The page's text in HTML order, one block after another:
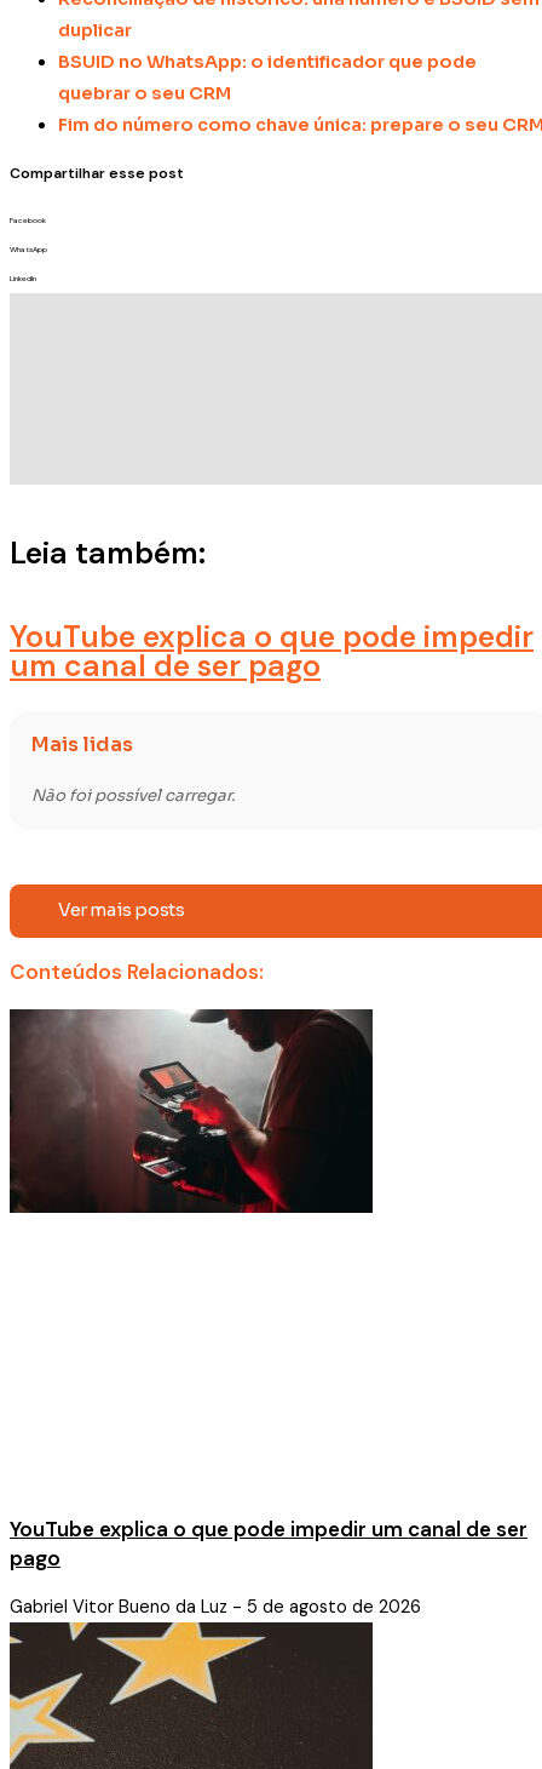
duplicar
BSUID no WhatsApp: o identificador que pode
quebrar o seu CRM
Fim do número como chave única: prepare o seu
Compartilhar esse post
Facebook
WhatsApp
LinkedIn
Leia também:
YouTube explica o que pode impedir
um canal de ser pago
Mais lidas
Não foi possível carregar.
Ver mais posts
Conteúdos Relacionados:
YouTube explica o que pode impedir um canal de ser
pago
Gabriel Vitor Bueno da Luz 5 de agosto de 2026